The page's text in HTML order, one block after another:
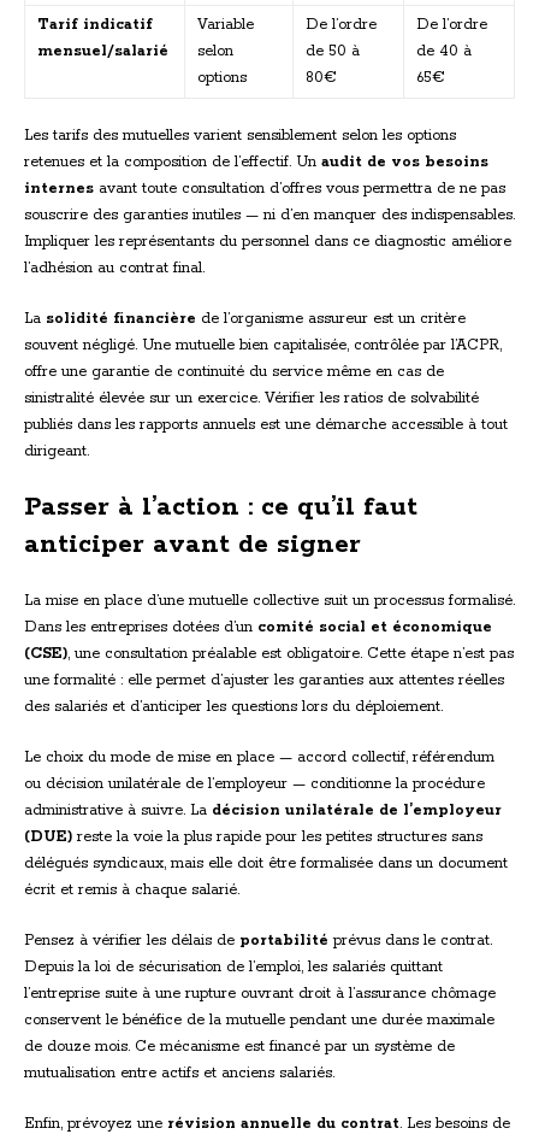
Tarif indicatif
mensuel/salarié
Variable
selon
options
De l’ordre
de 50 à
80€
De l’ordre
de 40 à
65€
Les tarifs des mutuelles varient sensiblement selon les options
retenues et la composition de l’effectif. Un audit de vos besoins
internes avant toute consultation d’offres vous permettra de ne pas
souscrire des garanties inutiles — ni d’en manquer des indispensables.
Impliquer les représentants du personnel dans ce diagnostic améliore
l’adhésion au contrat final.
La solidité financière de l’organisme assureur est un critère
souvent négligé. Une mutuelle bien capitalisée, contrôlée par l’ACPR,
offre une garantie de continuité du service même en cas de
sinistralité élevée sur un exercice. Vérifier les ratios de solvabilité
publiés dans les rapports annuels est une démarche accessible à tout
dirigeant.
Passer à l’action : ce qu’il faut
anticiper avant de signer
La mise en place d’une mutuelle collective suit un processus formalisé.
Dans les entreprises dotées d’un comité social et économique
(CSE), une consultation préalable est obligatoire. Cette étape n’est pas
une formalité : elle permet d’ajuster les garanties aux attentes réelles
des salariés et d’anticiper les questions lors du déploiement.
Le choix du mode de mise en place — accord collectif, référendum
ou décision unilatérale de l’employeur — conditionne la procédure
administrative à suivre. La décision unilatérale de l’employeur
(DUE) reste la voie la plus rapide pour les petites structures sans
délégués syndicaux, mais elle doit être formalisée dans un document
écrit et remis à chaque salarié.
Pensez à vérifier les délais de portabilité prévus dans le contrat.
Depuis la loi de sécurisation de l’emploi, les salariés quittant
l’entreprise suite à une rupture ouvrant droit à l’assurance chômage
conservent le bénéfice de la mutuelle pendant une durée maximale
de douze mois. Ce mécanisme est financé par un système de
mutualisation entre actifs et anciens salariés.
Enfin, prévoyez une révision annuelle du contrat. Les besoins de